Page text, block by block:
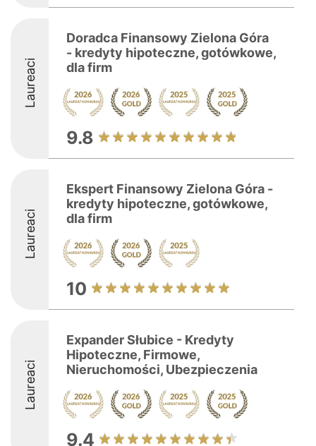
Laureaci
Doradca Finansowy Zielona Góra
- kredyty hipoteczne, gotówkowe,
dla firm
9.8
Laureaci
Ekspert Finansowy Zielona Góra -
kredyty hipoteczne, gotówkowe,
dla firm
10
Laureaci
Expander Słubice - Kredyty
Hipoteczne, Firmowe,
Nieruchomości, Ubezpieczenia
9.4